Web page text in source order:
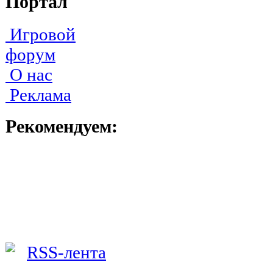
Игровой
форум
О нас
Реклама
Рекомендуем: